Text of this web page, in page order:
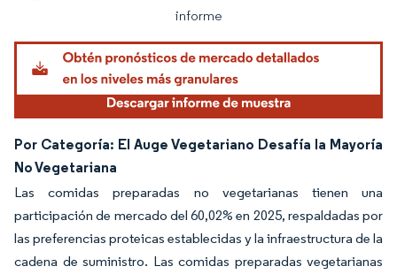
informe
Por Categoría: El Auge Vegetariano Desafía la Mayoría
No Vegetariana
Las comidas preparadas no vegetarianas tienen una
participación de mercado del 60,02% en 2025, respaldadas por
las preferencias proteicas establecidas y la infraestructura de la
cadena de suministro. Las comidas preparadas vegetarianas